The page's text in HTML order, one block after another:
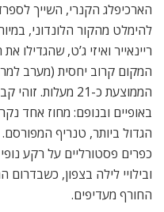
הארכיפלג הקנרי, השייך
להימלט מהקור הלונדוני,
ריינאייר ואיזי ג’ט, שהגדילו
המקום קרוב יחסית (מערב
הממוצעת כ-21
באופיים ובנופם: מחוז אחד
הגדול ביותר, טנריף
כפרים פסטורליים על רקע
ובילויי לילה בצפון,
החורף מעדיפים.